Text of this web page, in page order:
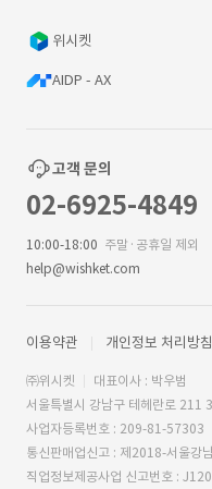
위시켓
AIDP - AX
고객 문의
02-6925-4849
10:00-18:00 주말·공휴일 제외
help@wishket.com
이용약관 개인정보 처리방침
㈜위시켓
대표이사 : 박우범
서울특별시 강남구 테헤란로 211
사업자등록번호 : 209-81-57303
통신판매업신고 : 제2018-서울강
직업정보제공사업 신고번호 :